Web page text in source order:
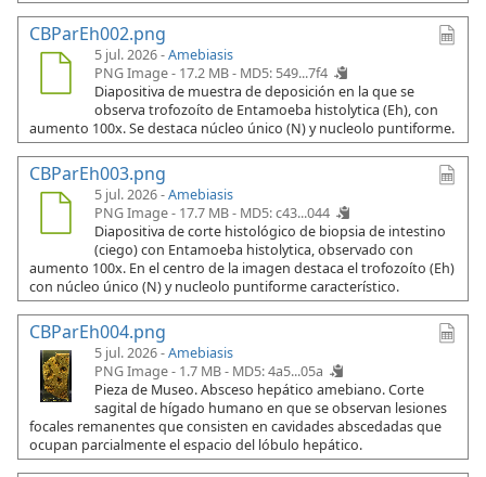
CBParEh002.png
5 jul. 2026 -Amebiasis
PNG Image - 17.2 MB - MD5: 549...7f4
Diapositiva de muestra de deposición en la que se
observa trofozoíto de Entamoeba histolytica (Eh), con
aumento 100x. Se destaca núcleo único (N) y nucleolo puntiforme.
CBParEh003.png
5 jul. 2026 -Amebiasis
PNG Image - 17.7 MB - MD5: c43...044
Diapositiva de corte histológico de biopsia de intestino
(ciego) con Entamoeba histolytica, observado con
aumento 100x. En el centro de la imagen destaca el trofozoíto (Eh)
con núcleo único (N) y nucleolo puntiforme característico.
CBParEh004.png
5 jul. 2026 -Amebiasis
PNG Image - 1.7 MB - MD5: 4a5...05a
Pieza de Museo. Absceso hepático amebiano. Corte
sagital de hígado humano en que se observan lesiones
focales remanentes que consisten en cavidades abscedadas que
ocupan parcialmente el espacio del lóbulo hepático.